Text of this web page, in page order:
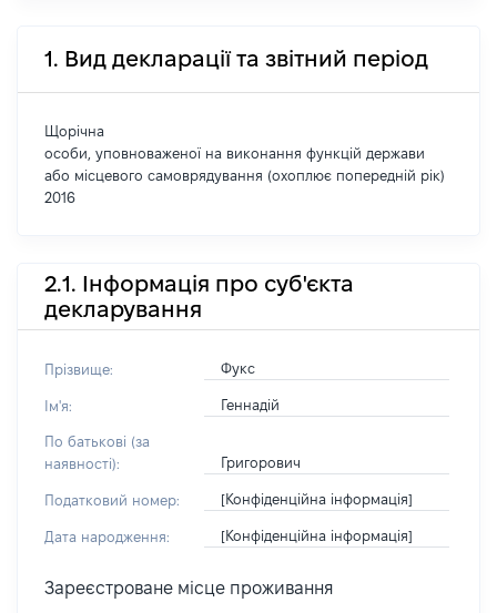
1. Вид декларації та звітний період
Щорічна
особи, уповноваженої на виконання функцій держави
або місцевого самоврядування (охоплює попередній рік)
2016
2.1. Інформація про суб'єкта
декларування
Прізвище: Фукс
Ім'я: Геннадій
По батькові (за
наявності):
Григорович
Податковий номер: [Конфіденційна інформація]
Дата народження: [Конфіденційна інформація]
Зареєстроване місце проживання